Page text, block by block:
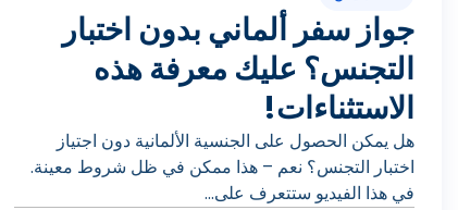
ي
ل
جواز سفر ألماني بدون اختبار
التجنس؟ عليك معرفة هذه
الاستثناءات!
هل يمكن الحصول على الجنسية الألمانية دون اجتياز
اختبار التجنس؟ نعم – هذا ممكن في ظل شروط معينة.
في هذا الفيديو ستتعرف على...